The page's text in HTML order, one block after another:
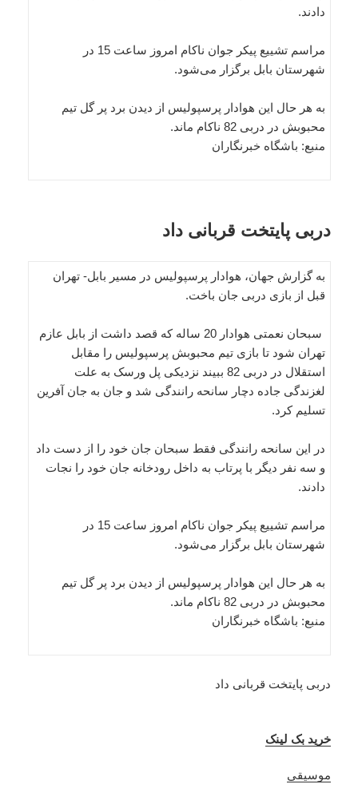
دادند.
مراسم تشییع پیکر جوان ناکام امروز ساعت 15 در
شهرستان بابل برگزار می‌شود.
به هر حال این هوادار پرسپولیس از دیدن برد پر گل تیم
محبوبش در دربی 82 ناکام ماند.
منبع: باشگاه خبرنگاران
دربی پایتخت قربانی داد
به گزارش جهان، هوادار پرسپولیس در مسیر بابل- تهران
قبل از بازی دربی جان باخت.
سبحان نعمتی هوادار 20 ساله که قصد داشت از بابل عازم
تهران شود تا بازی تیم محبوبش پرسپولیس را مقابل
استقلال در دربی 82 ببیند نزدیکی پل ورسک به علت
لغزندگی جاده دچار سانحه رانندگی شد و جان به جان آفرین
تسلیم کرد.
در این سانحه رانندگی فقط سبحان جان خود را از دست داد
و سه نفر دیگر با پرتاب به داخل رودخانه جان خود را نجات
دادند.
مراسم تشییع پیکر جوان ناکام امروز ساعت 15 در
شهرستان بابل برگزار می‌شود.
به هر حال این هوادار پرسپولیس از دیدن برد پر گل تیم
محبوبش در دربی 82 ناکام ماند.
منبع: باشگاه خبرنگاران
دربی پایتخت قربانی داد
خرید بک لینک
موسیقی